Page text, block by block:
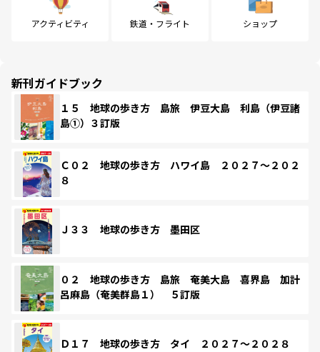
アクティビティ 鉄道・フライト ショップ
新刊ガイドブック
１５ 地球の歩き方 島旅 伊豆大島 利島（伊豆諸
島①）３訂版
Ｃ０２ 地球の歩き方 ハワイ島 ２０２７～２０２
８
Ｊ３３ 地球の歩き方 墨田区
０２ 地球の歩き方 島旅 奄美大島 喜界島 加計
呂麻島（奄美群島１） ５訂版
Ｄ１７ 地球の歩き方 タイ ２０２７～２０２８